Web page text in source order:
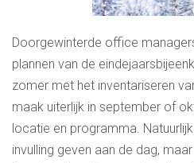
Doorgewinterde office
plannen van de
zomer met het inventariseren
maak uiterlijk in september of
locatie en programma.
invulling geven aan de dag,